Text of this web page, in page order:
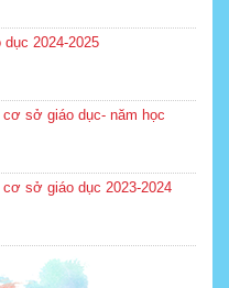
2024-2025
sở giáo dục- năm học
sở giáo dục 2023-2024